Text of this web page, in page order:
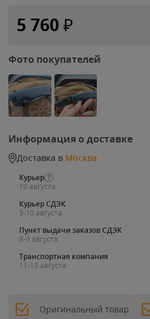
5 760 ₽
Фото покупателей
Информация о доставке
Доставка в Москва
Курьер
10 августа
Курьер СДЭК
9-10 августа
Пункт выдачи заказов СДЭК
8-9 августа
Транспортная компания
11-13 августа
Оригинальный товар